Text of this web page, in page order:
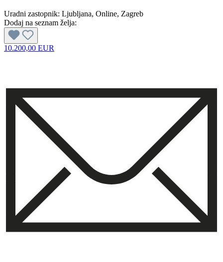
Uradni zastopnik: Ljubljana, Online, Zagreb
Dodaj na seznam želja:
10.200,00 EUR